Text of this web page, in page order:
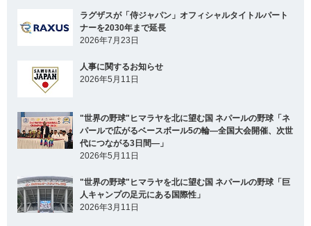
ラグザスが「侍ジャパン」オフィシャルタイトルパート
ナーを2030年まで延長
2026年7月23日
人事に関するお知らせ
2026年5月11日
"世界の野球"ヒマラヤを北に望む国 ネパールの野球「ネ
パールで広がるベースボール5の輪―全国大会開催、次世
代につながる3日間―」
2026年5月11日
"世界の野球"ヒマラヤを北に望む国 ネパールの野球「巨
人キャンプの足元にある国際性」
2026年3月11日